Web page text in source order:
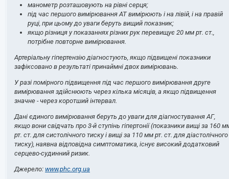
манометр розташовують на рівні серця;
під час першого вимірювання АТ вимірюють і на лівій, і на правій
руці, при цьому до уваги беруть вищий показник;
якщо різниця у показаннях різних рук перевищує 20 мм рт. ст.,
потрібне повторне вимірювання.
Артеріальну гіпертензію діагностують, якщо підвищені показники
зафіксовано в результаті принаймні двох вимірювань.
У разі помірного підвищення під час першого вимірювання друге
вимірювання здійснюють через кілька місяців, а якщо підвищення
значне - через коротший інтервал.
Дані єдиного вимірювання беруть до уваги для діагностування АГ,
якщо вони свідчать про 3-й ступінь гіпертонії (показники вищі за 160
рт. ст. для систолічного тиску і вищі за 110 мм рт. ст. для діастолічного
тиску), наявна відповідна симптоматика, існує високий додатковий
серцево-судинний ризик.
Джерело: www.phc.org.ua